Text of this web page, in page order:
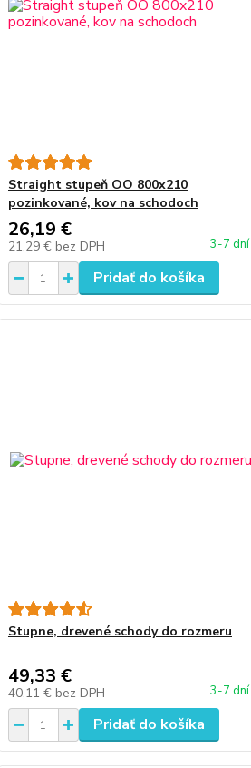
Straight stupeň OO 800x210
pozinkované, kov na schodoch
26,19 €
21,29 € bez DPH 3-7 dní
Pridať do košíka
Stupne, drevené schody do rozmeru
49,33 €
40,11 € bez DPH 3-7 dní
Pridať do košíka